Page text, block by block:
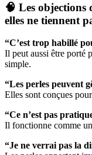
🧠 Les
elles ne tiennent
“C’est trop habillé
Il peut aussi être porté
simple.
“Les perles peuvent
Elles sont conçues
“Ce n’est pas
Il fonctionne comme
“Je ne verrai pas la